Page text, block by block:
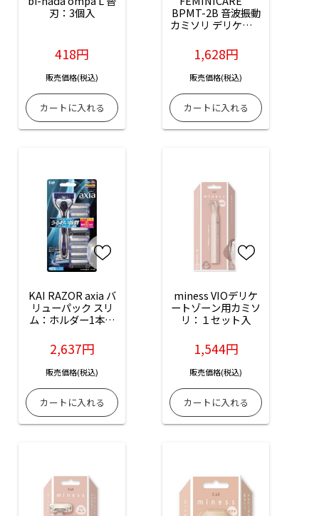
刃：3個入
418円
販売価格(税込)
BPMT-2B 音波振動
カミソリ デリケート
1,628円
販売価格(税込)
KAI RAZOR axia バ
リューパック スリ
ム：ホルダー1本＋
2,637円
販売価格(税込)
miness VIOデリケ
ートゾーン用カミソ
リ：１セット入
1,544円
販売価格(税込)